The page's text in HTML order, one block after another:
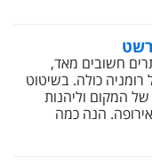
חשובים מאד,
כולה. בשיטוט
המקום וליהנות
הנה כמה